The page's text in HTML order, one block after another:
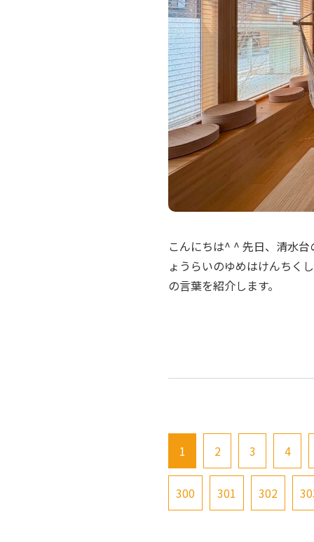
こんにちは^ ^ 先日、清水
ょうらいのゆめはけんちく
の言葉を紹介します。
1 2 3 4
300 301 302